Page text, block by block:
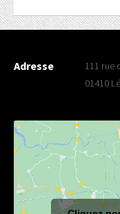
Adresse
111 rue
01410